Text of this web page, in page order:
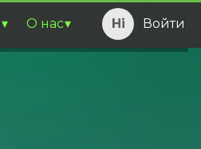
О нас Войти